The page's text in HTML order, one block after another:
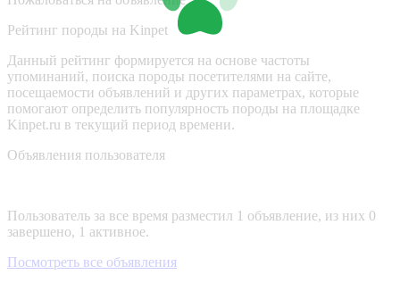
Рейтинг породы на Kinpet
Данный рейтинг формируется на основе частоты
упоминаний, поиска породы посетителями на сайте,
посещаемости объявлений и других параметрах, которые
помогают определить популярность породы на площадке
Kinpet.ru в текущий период времени.
Объявления пользователя
Пользователь за все время разместил 1 объявление, из них 0
завершено, 1 активное.
Посмотреть все объявления